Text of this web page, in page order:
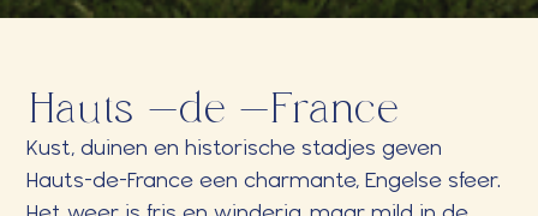
Hauts-de-France
Kust, duinen en historische stadjes geven
Hauts-de-France een charmante, Engelse sfeer.